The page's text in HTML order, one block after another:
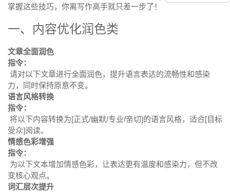
掌握这些技巧，你离写作高手就只差一步了！
一、内容优化润色类
文章全面润色
指令：
请对以下文章进行全面润色，提升语言表达的流畅性和感染
力，同时保持原意不变。
语言风格转换
指令：
将以下内容转换为[正式/幽默/专业/亲切]的语言风格，适合[目标
受众]阅读。
情感色彩增强
指令：
为以下文本增加情感色彩，让表达更有温度和感染力，但不改
变核心观点。
词汇层次提升